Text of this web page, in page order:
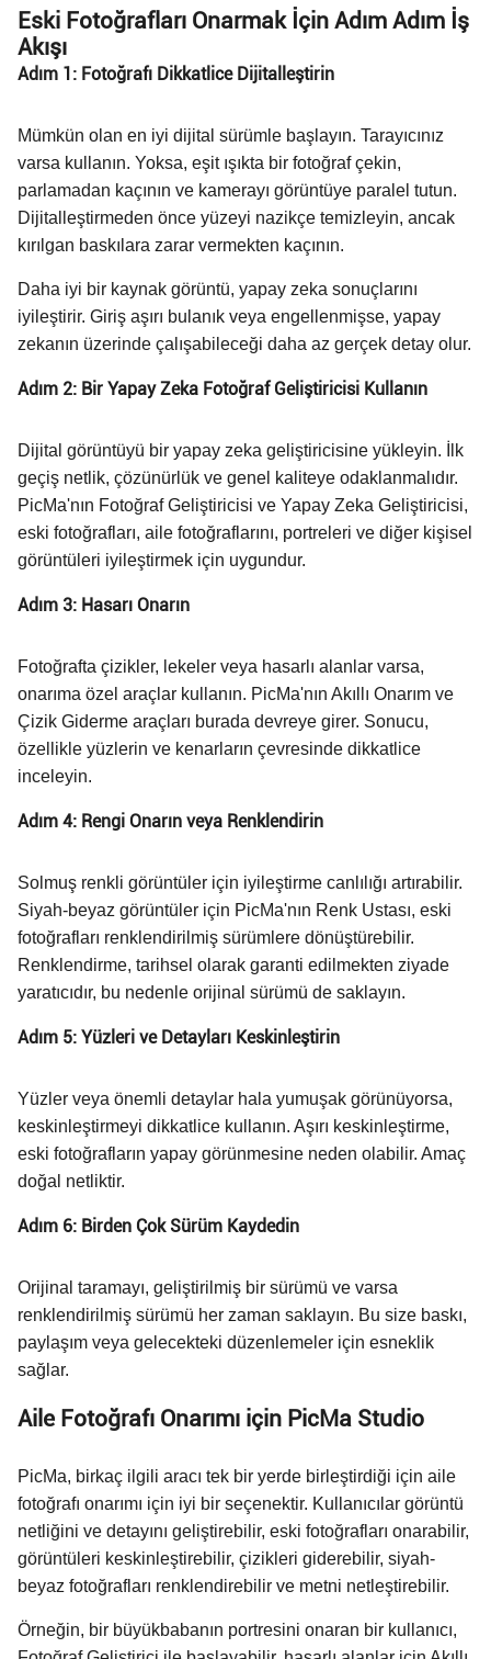
Eski Fotoğrafları Onarmak İçin Adım Adım İş
Akışı
Adım 1: Fotoğrafı Dikkatlice Dijitalleştirin
Mümkün olan en iyi dijital sürümle başlayın. Tarayıcınız
varsa kullanın. Yoksa, eşit ışıkta bir fotoğraf çekin,
parlamadan kaçının ve kamerayı görüntüye paralel tutun.
Dijitalleştirmeden önce yüzeyi nazikçe temizleyin, ancak
kırılgan baskılara zarar vermekten kaçının.
Daha iyi bir kaynak görüntü, yapay zeka sonuçlarını
iyileştirir. Giriş aşırı bulanık veya engellenmişse, yapay
zekanın üzerinde çalışabileceği daha az gerçek detay olur.
Adım 2: Bir Yapay Zeka Fotoğraf Geliştiricisi Kullanın
Dijital görüntüyü bir yapay zeka geliştiricisine yükleyin. İlk
geçiş netlik, çözünürlük ve genel kaliteye odaklanmalıdır.
PicMa'nın Fotoğraf Geliştiricisi ve Yapay Zeka Geliştiricisi,
eski fotoğrafları, aile fotoğraflarını, portreleri ve diğer kişisel
görüntüleri iyileştirmek için uygundur.
Adım 3: Hasarı Onarın
Fotoğrafta çizikler, lekeler veya hasarlı alanlar varsa,
onarıma özel araçlar kullanın. PicMa'nın Akıllı Onarım ve
Çizik Giderme araçları burada devreye girer. Sonucu,
özellikle yüzlerin ve kenarların çevresinde dikkatlice
inceleyin.
Adım 4: Rengi Onarın veya Renklendirin
Solmuş renkli görüntüler için iyileştirme canlılığı artırabilir.
Siyah-beyaz görüntüler için PicMa'nın Renk Ustası, eski
fotoğrafları renklendirilmiş sürümlere dönüştürebilir.
Renklendirme, tarihsel olarak garanti edilmekten ziyade
yaratıcıdır, bu nedenle orijinal sürümü de saklayın.
Adım 5: Yüzleri ve Detayları Keskinleştirin
Yüzler veya önemli detaylar hala yumuşak görünüyorsa,
keskinleştirmeyi dikkatlice kullanın. Aşırı keskinleştirme,
eski fotoğrafların yapay görünmesine neden olabilir. Amaç
doğal netliktir.
Adım 6: Birden Çok Sürüm Kaydedin
Orijinal taramayı, geliştirilmiş bir sürümü ve varsa
renklendirilmiş sürümü her zaman saklayın. Bu size baskı,
paylaşım veya gelecekteki düzenlemeler için esneklik
sağlar.
Aile Fotoğrafı Onarımı için PicMa Studio
PicMa, birkaç ilgili aracı tek bir yerde birleştirdiği için aile
fotoğrafı onarımı için iyi bir seçenektir. Kullanıcılar görüntü
netliğini ve detayını geliştirebilir, eski fotoğrafları onarabilir,
görüntüleri keskinleştirebilir, çizikleri giderebilir, siyah-
beyaz fotoğrafları renklendirebilir ve metni netleştirebilir.
Örneğin, bir büyükbabanın portresini onaran bir kullanıcı,